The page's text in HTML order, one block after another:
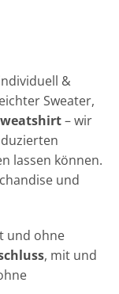
&
Sweater,
– wir
lassen können.
und
und ohne
, mit und